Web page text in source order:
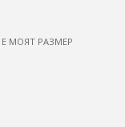
МОЯТ РАЗМЕР